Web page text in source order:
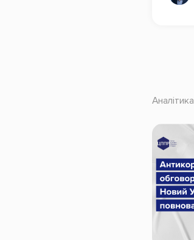
Аналітика